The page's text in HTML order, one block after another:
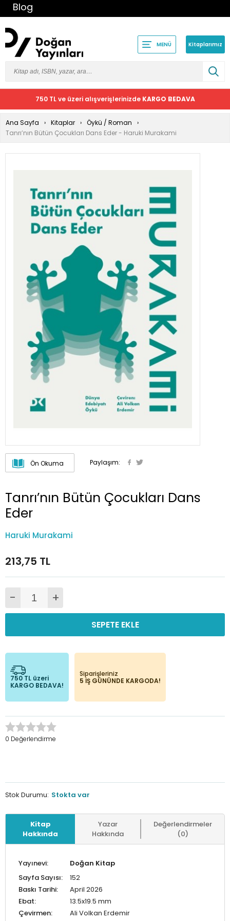
Blog
MENÜ Kitaplarımız
750 TL ve üzeri alışverişlerinizde KARGO BEDAVA
Ana Sayfa Kitaplar
Öykü / Roman
Tanrı’nın Bütün Çocukları Dans Eder - Haruki Murakami
Ön Okuma Paylaşım:
Tanrı’nın Bütün Çocukları Dans
Eder
Haruki Murakami
213,75 TL
- +
SEPETE EKLE
750 TL üzeri
KARGO BEDAVA!
Siparişleriniz
5 İŞ GÜNÜNDE KARGODA!
0 Değerlendirme
Stok Durumu: Stokta var
Kitap
Hakkında
Yazar
Hakkında
Değerlendirmeler
(0)
Yayınevi:
Doğan Kitap
Sayfa Sayısı:
152
Baskı Tarihi:
April 2026
Ebat:
13.5x19.5 mm
Çevirmen:
Ali Volkan Erdemir